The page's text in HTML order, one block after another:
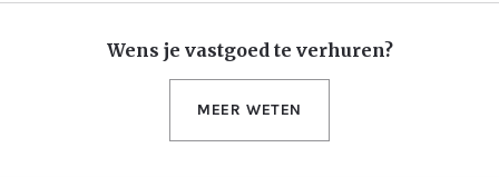
Wens je vastgoed te verhuren?
MEER WETEN